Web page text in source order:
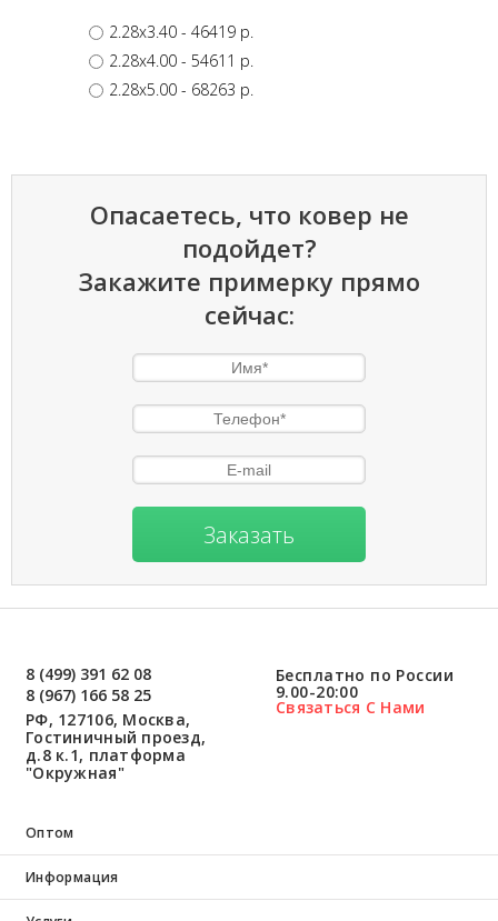
2.28x3.40 - 46419 p.
2.28x4.00 - 54611 p.
2.28x5.00 - 68263 p.
Опасаетесь, что ковер не
подойдет?
Закажите примерку прямо
сейчас:
Заказать
8 (499) 391 62 08
8 (967) 166 58 25
РФ, 127106, Москва,
Гостиничный проезд,
д.8 к.1, платформа
"Окружная"
Бесплатно по России
9.00-20:00
Связаться С Нами
Оптом
Информация